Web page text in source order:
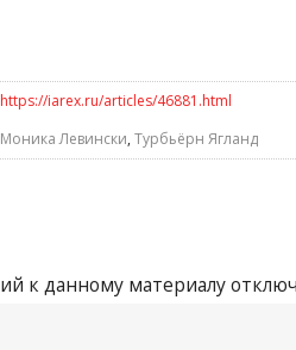
https://iarex.ru/articles/46881.html
Моника Левински, Турбьёрн Ягланд
к данному материалу